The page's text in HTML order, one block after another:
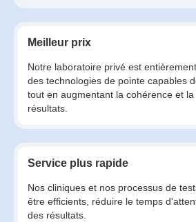
Meilleur prix
Notre laboratoire privé est
des technologies de pointe capables
tout en augmentant la cohérence et
résultats.
Service plus rapide
Nos cliniques et nos processus de
être efficients, réduire le temps
des résultats.